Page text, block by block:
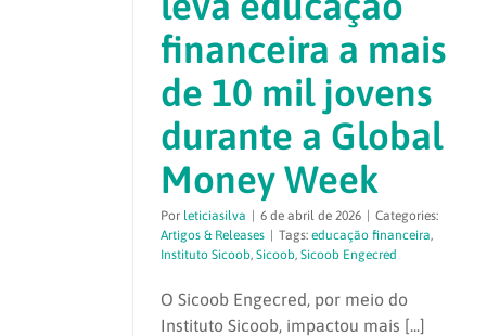
financeira a mais
de 10 mil jovens
durante a Global
Money Week
Por leticiasilva | 6 de abril de 2026 | Categories:
Artigos & Releases | Tags: educação financeira,
Instituto Sicoob, Sicoob, Sicoob Engecred
O Sicoob Engecred, por meio do
Instituto Sicoob, impactou mais [...]